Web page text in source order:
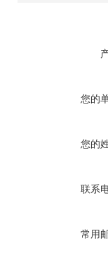
您的
您的
联系
常用